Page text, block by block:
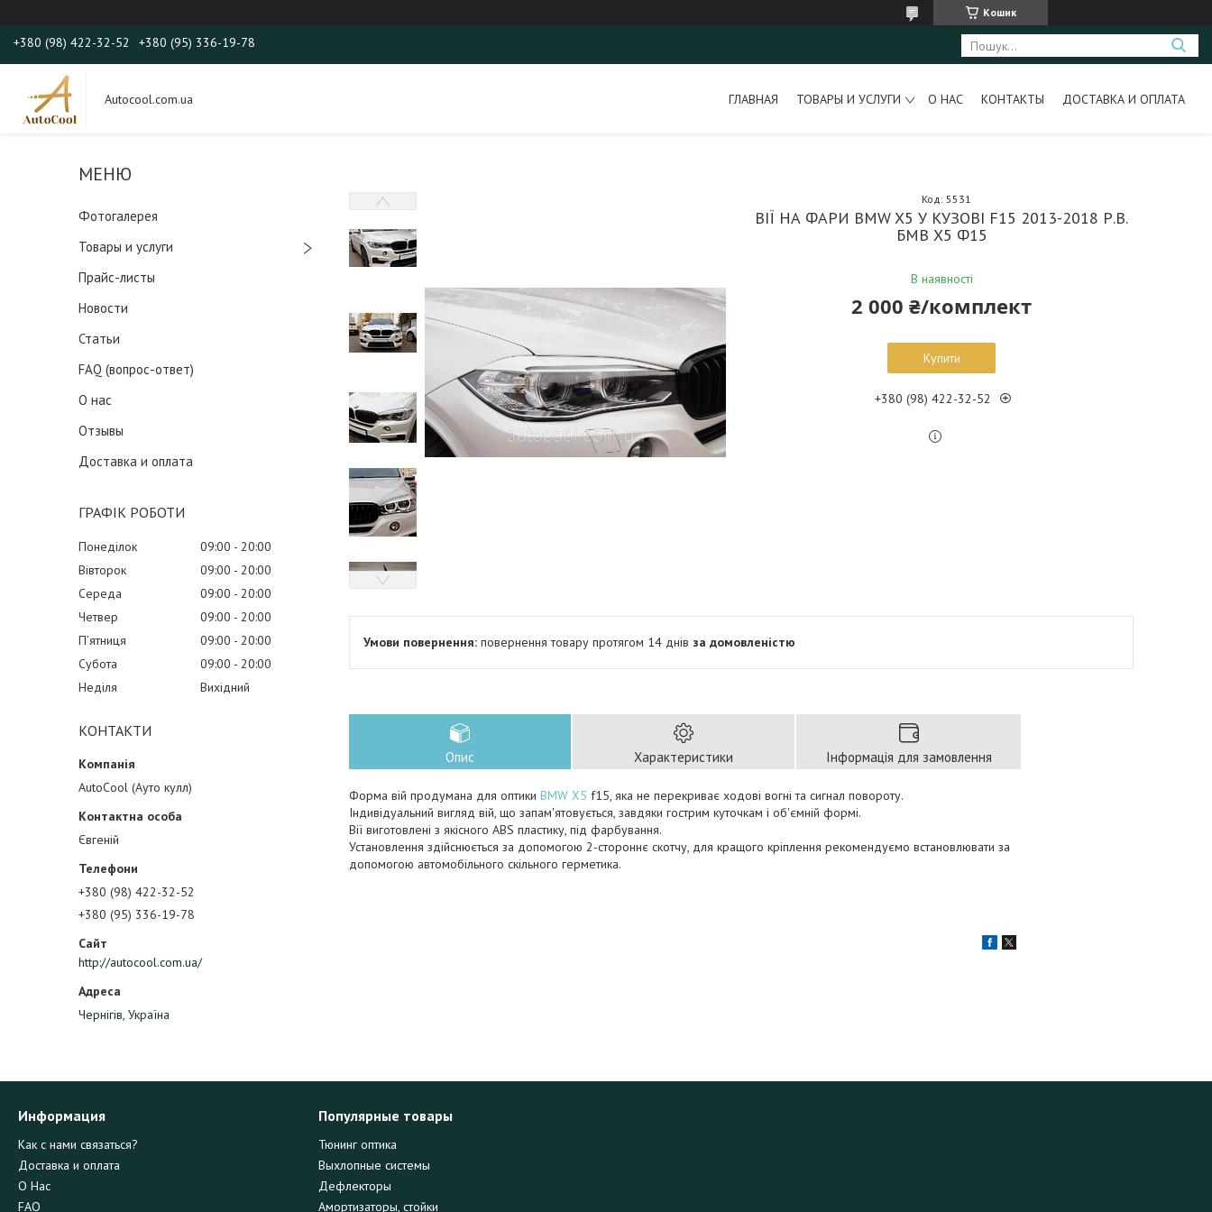
Кошик
+380 (98) 422-32-52 +380 (95) 336-19-78
Autocool.com.ua ГЛАВНАЯ ТОВАРЫ И УСЛУГИ О НАС КОНТАКТЫ ДОСТАВКА И ОПЛАТА
Фотогалерея
Товары и услуги
Прайс-листы
Новости
Статьи
FAQ (вопрос-ответ)
О нас
Отзывы
Доставка и оплата
ГРАФІК РОБОТИ
Понеділок 09:00
20:00
Вівторок
09:00
20:00
Середа
09:00
20:00
Четвер
09:00
20:00
Пʼятниця
09:00
20:00
Субота
09:00
20:00
Неділя
Вихідний
КОНТАКТИ
AutoCool (Ауто кулл)
Євгеній
+380 (98) 422-32-52
+380 (95) 336-19-78
http://autocool.com.ua/
Чернігів, Україна
ВІЇ НА ФАРИ BMW X5 У КУЗОВІ F15 2013-2018 Р.В.
БМВ Х5 Ф15
В наявності
Код: 5531
2 000 ₴/комплект
Купити
+380 (98) 422-32-52
повернення товару протягом 14 днів за домовленістю
Опис Характеристики Інформація для замовлення
Форма вій продумана для оптики BMW X5 f15, яка не перекриває ходові вогні та сигнал повороту.
Індивідуальний вигляд вій, що запам'ятовується, завдяки гострим куточкам і об'ємній формі.
Вії виготовлені з якісного ABS пластику, під фарбування.
Установлення здійснюється за допомогою 2-стороннє скотчу, для кращого кріплення рекомендуємо встановлювати за
допомогою автомобільного скільного герметика.
Информация
Как с нами связаться?
Доставка и оплата
О Нас
FAQ
Популярные товары
Тюнинг оптика
Выхлопные системы
Дефлекторы
Амортизаторы, стойки